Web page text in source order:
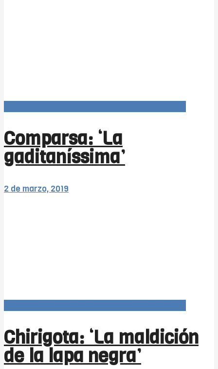
Comparsa: ‘La
gaditaníssima’
2 de marzo, 2019
Chirigota: ‘La maldición
de la lapa negra’